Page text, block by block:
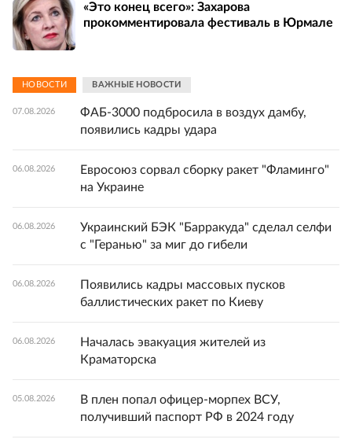
«Это конец всего»: Захарова
прокомментировала фестиваль в Юрмале
НОВОСТИ ВАЖНЫЕ НОВОСТИ
07.08.2026
ФАБ-3000 подбросила в воздух дамбу,
появились кадры удара
06.08.2026
Евросоюз сорвал сборку ракет "Фламинго"
на Украине
06.08.2026
Украинский БЭК "Барракуда" сделал селфи
с "Геранью" за миг до гибели
06.08.2026
Появились кадры массовых пусков
баллистических ракет по Киеву
06.08.2026
Началась эвакуация жителей из
Краматорска
05.08.2026
В плен попал офицер-морпех ВСУ,
получивший паспорт РФ в 2024 году